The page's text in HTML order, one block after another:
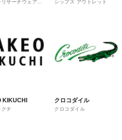
サーチウェアハ
シップス アウトレット
KIKUCHI
クチ
クロコダイル
クロコダイル